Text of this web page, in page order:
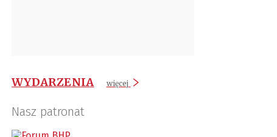
WYDARZENIA więcej
Nasz patronat